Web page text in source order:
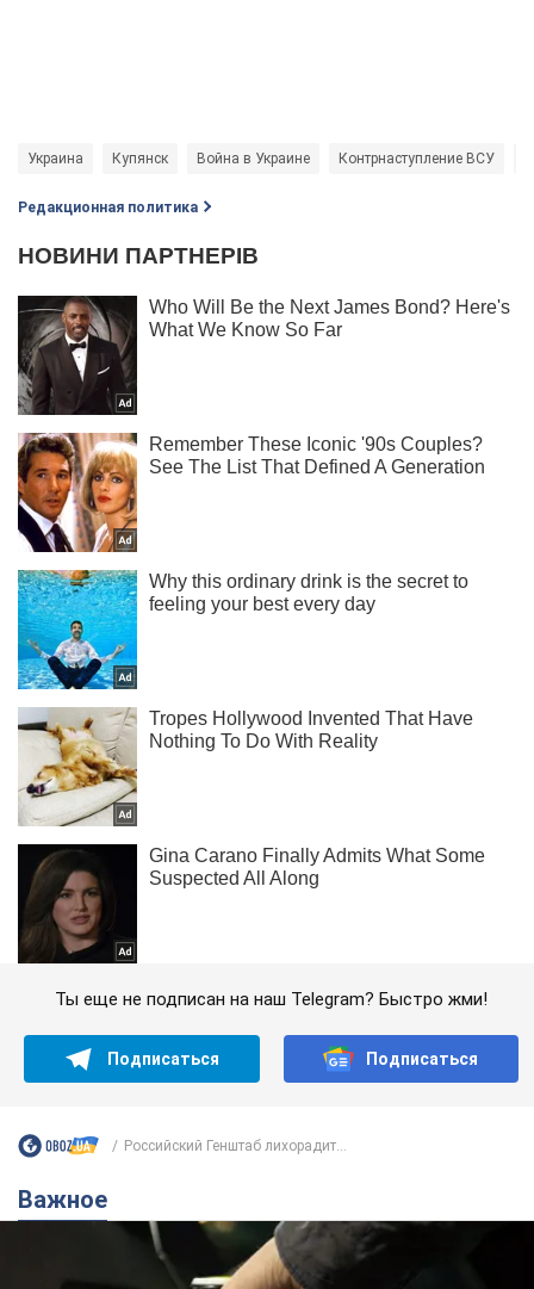
Украина Купянск Война в Украине Контрнаступление ВСУ
Редакционная политика
Ты еще не подписан на наш Telegram? Быстро жми!
Подписаться Подписаться
Российский Генштаб лихорадит...
Важное